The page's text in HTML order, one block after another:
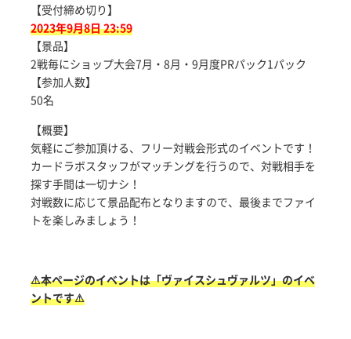
【受付締め切り】
2023年9月8日 23:59
【景品】
2戦毎にショップ大会7月・8月・9月度PRパック1パック
【参加人数】
50名
【概要】
気軽にご参加頂ける、フリー対戦会形式のイベントです！
カードラボスタッフがマッチングを行うので、対戦相手を
探す手間は一切ナシ！
対戦数に応じて景品配布となりますので、最後までファイ
トを楽しみましょう！
⚠本ページのイベントは「ヴァイスシュヴァルツ」のイベ
ントです⚠